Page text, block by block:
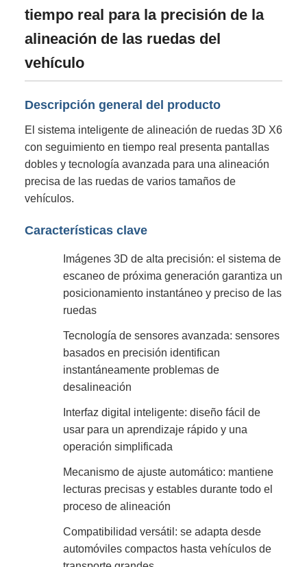
tiempo real para la precisión de la
alineación de las ruedas del
vehículo
Descripción general del producto
El sistema inteligente de alineación de ruedas 3D X6
con seguimiento en tiempo real presenta pantallas
dobles y tecnología avanzada para una alineación
precisa de las ruedas de varios tamaños de
vehículos.
Características clave
Imágenes 3D de alta precisión: el sistema de
escaneo de próxima generación garantiza un
posicionamiento instantáneo y preciso de las
ruedas
Tecnología de sensores avanzada: sensores
basados ​​en precisión identifican
instantáneamente problemas de
desalineación
Interfaz digital inteligente: diseño fácil de
usar para un aprendizaje rápido y una
operación simplificada
Mecanismo de ajuste automático: mantiene
lecturas precisas y estables durante todo el
proceso de alineación
Compatibilidad versátil: se adapta desde
automóviles compactos hasta vehículos de